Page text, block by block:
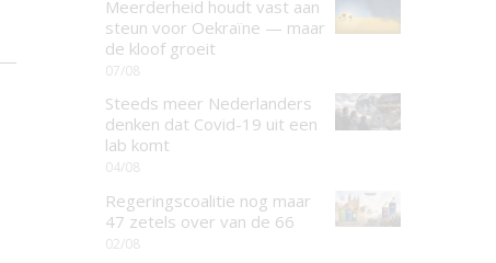
Meerderheid houdt vast aan
steun voor Oekraïne — maar
de kloof groeit
07/08
Steeds meer Nederlanders
denken dat Covid-19 uit een
lab komt
04/08
Regeringscoalitie nog maar
47 zetels over van de 66
02/08